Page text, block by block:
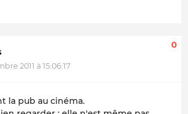
2011 à 15:06:17
0
la pub au cinéma.